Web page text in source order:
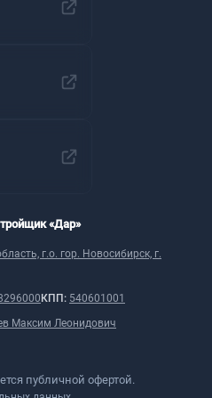
«Дар»
г.о. гор. Новосибирск, г.
КПП: 540601001
Максим Леонидович
публичной офертой.